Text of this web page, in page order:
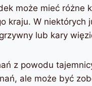
może mieć różne
kraju. W niektórych
lub kary
z powodu
ale może być